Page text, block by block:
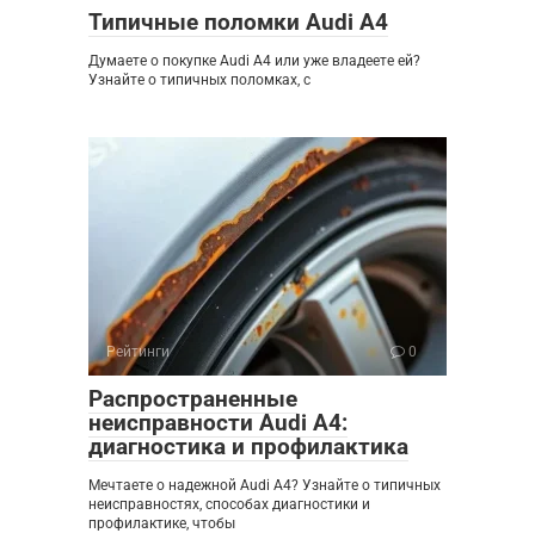
Типичные поломки Audi A4
Думаете о покупке Audi A4 или уже владеете ей?
Узнайте о типичных поломках, с
Рейтинги 0
Распространенные
неисправности Audi A4:
диагностика и профилактика
Мечтаете о надежной Audi A4? Узнайте о типичных
неисправностях, способах диагностики и
профилактике, чтобы